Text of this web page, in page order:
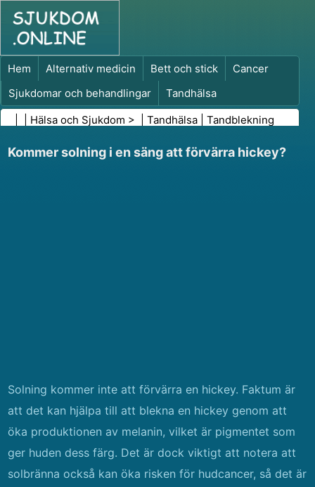
Hem Alternativ medicin Bett och stick
Cancer
Sjukdomar och behandlingar
Tandhälsa
Kost och näring
Familjehälsa
Hälsa och Sjukdom > | Tandhälsa Tandblekning
Kommer solning i en säng att förvärra hickey?
Solning kommer inte att förvärra en hickey. Faktum är
att det kan hjälpa till att blekna en hickey genom att
öka produktionen av melanin, vilket är pigmentet som
ger huden dess färg. Det är dock viktigt att notera att
solbränna också kan öka risken för hudcancer, så det är